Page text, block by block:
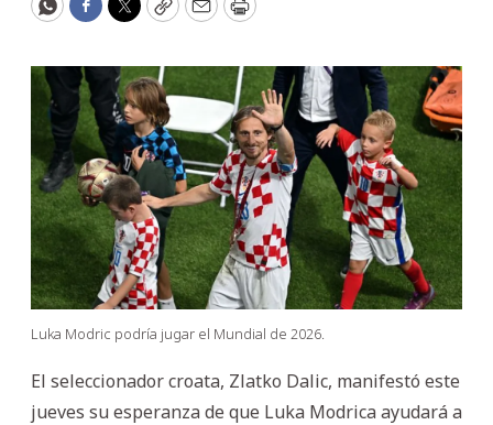
WhatsApp
Facebook
Twitter
CopyEmailPrint
Luka Modric podría jugar el Mundial de 2026.
El seleccionador croata, Zlatko Dalic, manifestó este
jueves su esperanza de que Luka Modrica ayudará a